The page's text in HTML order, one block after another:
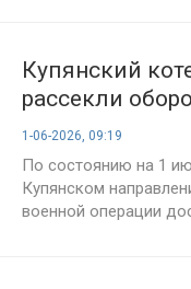
Купянский
рассекли
отрезали
Оперативная
1 июня 2026
1-06-2026, 09:19
По состоянию на 1
Купянском
военной операции